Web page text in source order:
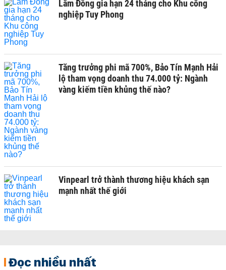
Lâm Đồng gia hạn 24 tháng cho Khu công
nghiệp Tuy Phong
Tăng trưởng phi mã 700%, Bảo Tín Mạnh Hải
lộ tham vọng doanh thu 74.000 tỷ: Ngành
vàng kiếm tiền khủng thế nào?
Vinpearl trở thành thương hiệu khách sạn
mạnh nhất thế giới
Đọc nhiều nhất